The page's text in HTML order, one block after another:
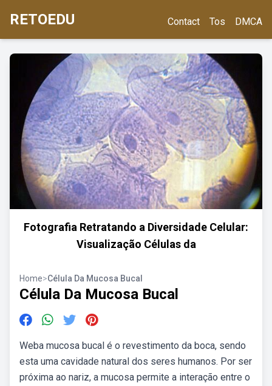
RETOEDU Contact Tos DMCA
Fotografia Retratando a Diversidade Celular:
Visualização Células da
Home>Célula Da Mucosa Bucal
Célula Da Mucosa Bucal
Weba mucosa bucal é o revestimento da boca, sendo
esta uma cavidade natural dos seres humanos. Por ser
próxima ao nariz, a mucosa permite a interação entre o